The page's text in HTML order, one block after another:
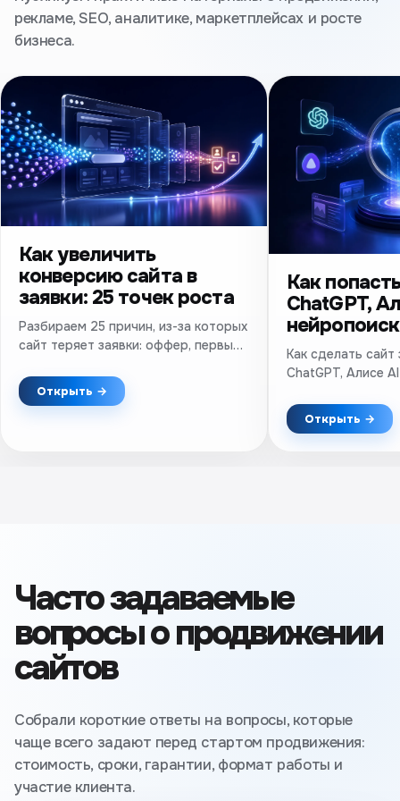
рекламе, SEO, аналитике, маркетплейсах и росте
бизнеса.
Как увеличить
конверсию сайта в
заявки: 25 точек роста
Разбираем 25 причин, из-за которых
сайт теряет заявки: оффер, первый
версия, скорость и аналитика.
Практический чек-лист.
Открыть →
Как
ChatGPT,
Как сделать
ChatGPT, Алисе
упоминания и
результатов.
Открыть →
Часто задаваемые
вопросы о продвижении
сайтов
Собрали короткие ответы на вопросы, которые
чаще всего задают перед стартом продвижения:
стоимость, сроки, гарантии, формат работы и
участие клиента.